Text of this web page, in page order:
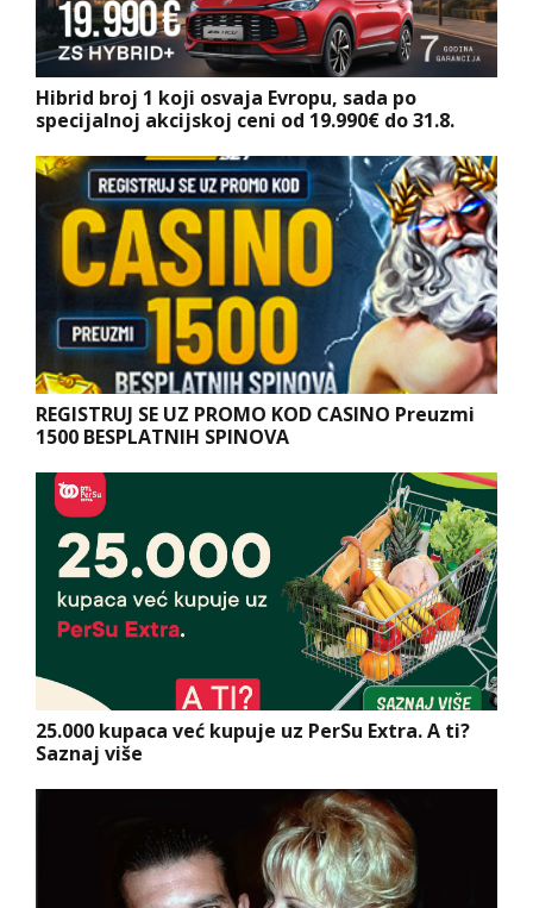
Hibrid broj 1 koji osvaja Evropu, sada po
specijalnoj akcijskoj ceni od 19.990€ do 31.8.
REGISTRUJ SE UZ PROMO KOD CASINO Preuzmi
1500 BESPLATNIH SPINOVA
25.000 kupaca već kupuje uz PerSu Extra. A ti?
Saznaj više